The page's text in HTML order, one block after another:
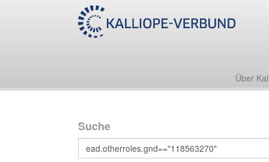
Über
Suche